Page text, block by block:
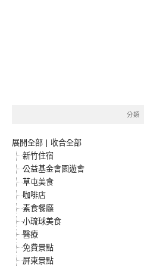
分類
展開全部 | 收合全部
新竹住宿
公益基金會園遊會
草屯美食
咖啡店
素食餐廳
小琉球美食
醫療
免費景點
屏東景點